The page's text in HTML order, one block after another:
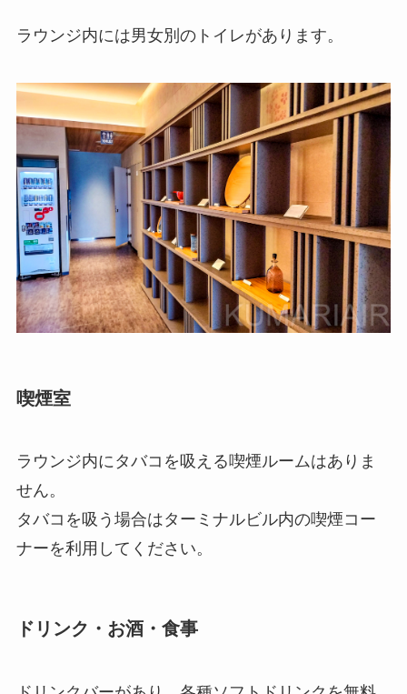
ラウンジ内には男女別のトイレがあります。
喫煙室
ラウンジ内にタバコを吸える喫煙ルームはありま
せん。
タバコを吸う場合はターミナルビル内の喫煙コー
ナーを利用してください。
ドリンク・お酒・食事